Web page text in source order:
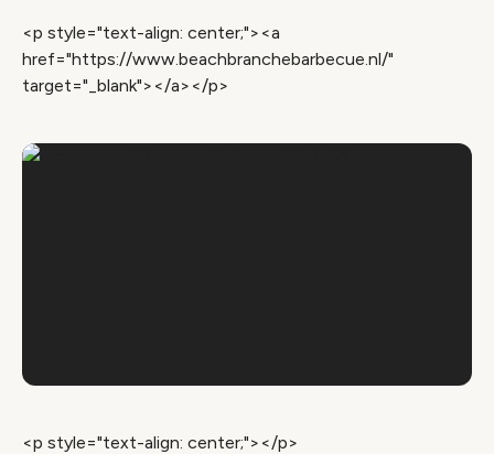
<p style="text-align: center;"><a
href="https://www.beachbranchebarbecue.nl/"
target="_blank"></a></p>
<p style="text-align: center;"></p>